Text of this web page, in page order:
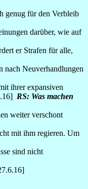
genug für den Verbleib
darüber, wie auf
er Strafen für alle,
nach Neuverhandlungen
ihrer expansiven
RS: Was machen
weiter verschont
mit ihm regieren. Um
sind nicht